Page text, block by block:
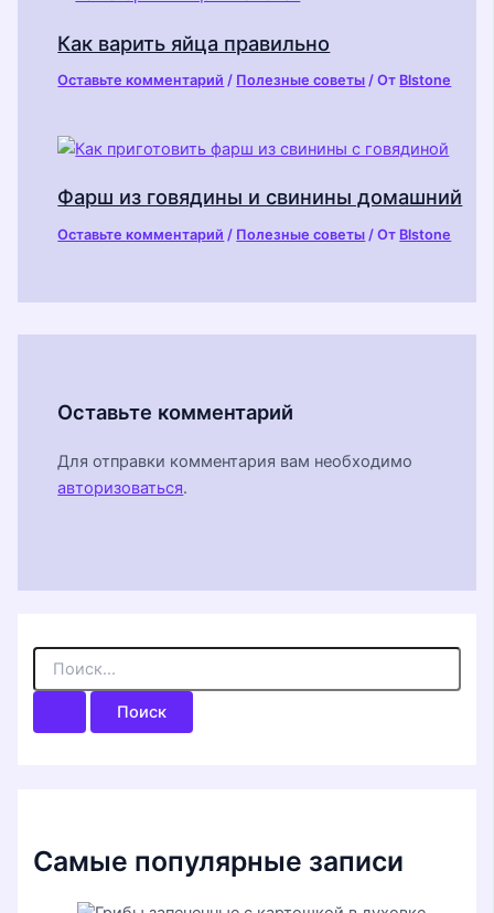
Как варить яйца правильно
Оставьте комментарий / Полезные советы / От Blstone
Фарш из говядины и свинины домашний
Оставьте комментарий / Полезные советы / От Blstone
Оставьте комментарий
Для отправки комментария вам необходимо
авторизоваться.
П
и
Самые популярные записи